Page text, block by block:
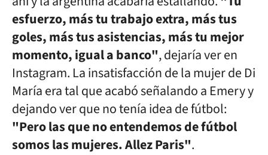
esfuerzo, más tu trabajo extra, más tus
goles, más tus asistencias, más tu mejor
momento, igual a banco", dejaría ver en
Instagram. La insatisfacción de la mujer de Di
María era tal que acabó señalando a Emery y
dejando ver que no tenía idea de fútbol:
"Pero las que no entendemos de fútbol
somos las mujeres. Allez Paris".